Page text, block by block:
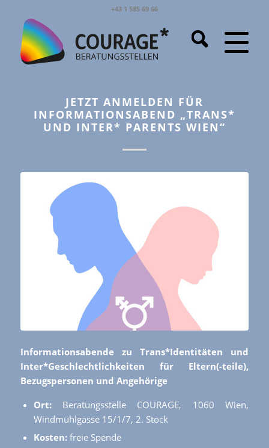
+43 1 585 69 66
JETZT ANMELDEN FÜR
INFORMATIONSABEND „TRANS*
UND INTER* PARENTS WIEN“
Informationsabende zu Trans*Identitäten und
Inter*Geschlechtlichkeiten für Eltern(-teile),
Bezugspersonen und Angehörige
Ort:Beratungsstelle COURAGE, 1060 Wien,
Windmühlgasse 15/1/7, 2. Stock
Kosten:freie Spende